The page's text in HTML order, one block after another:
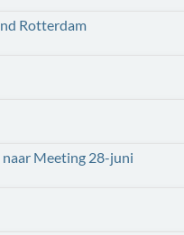
Rotterdam
naar Meeting 28-juni